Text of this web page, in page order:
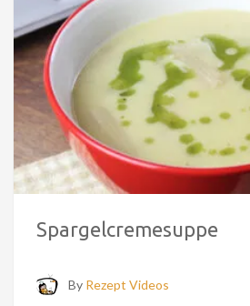
Spargelcremesuppe
By Rezept Videos